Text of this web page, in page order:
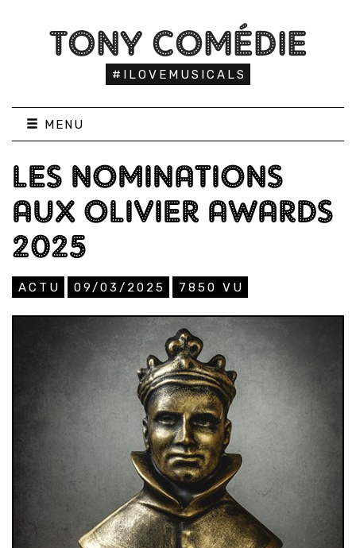
TONY COMÉDIE
#ILOVEMUSICALS
MENU
LES NOMINATIONS
AUX OLIVIER AWARDS
2025
ACTU 09/03/2025 7850 VU